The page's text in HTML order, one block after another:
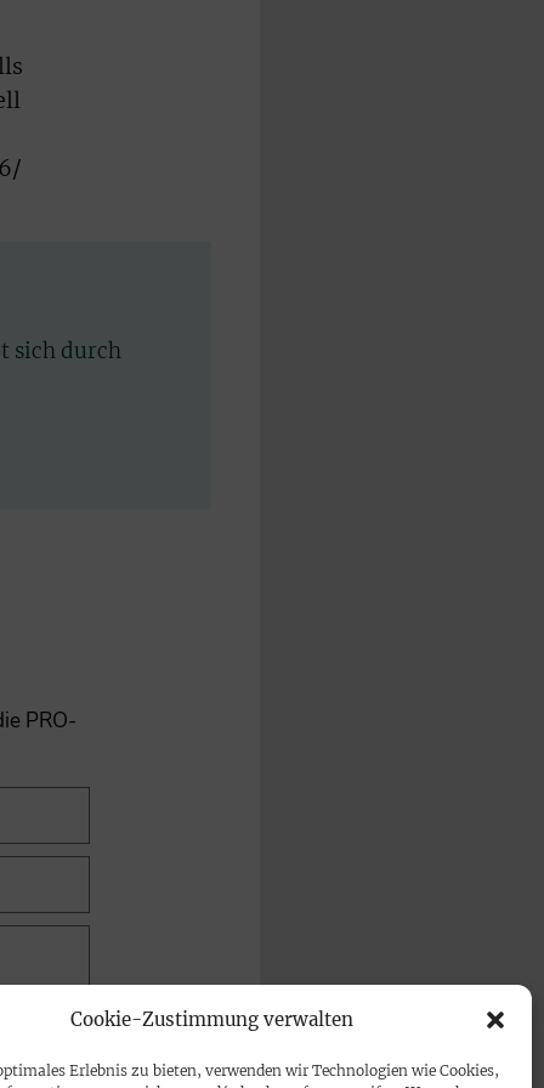
Cookie-Zustimmung verwalten
Erlebnis zu bieten, verwenden wir Technologien wie Cookies,
sich durch
PRO-